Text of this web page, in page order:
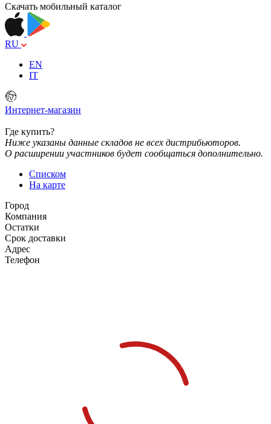
Скачать мобильный каталог
RU
EN
IT
Интернет-магазин
Где купить?
Ниже указаны данные складов не всех дистрибьюторов.
О расширении участников будет сообщаться дополнительно.
Списком
На карте
Город
Компания
Остатки
Срок доставки
Адрес
Телефон